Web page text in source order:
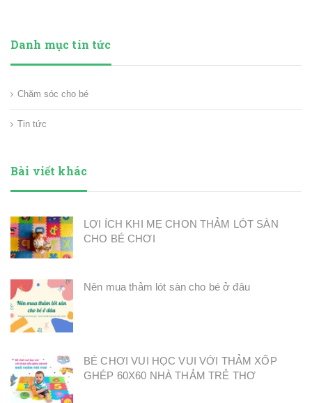
Danh mục tin tức
Chăm sóc cho bé
Tin tức
Bài viết khác
LỢI ÍCH KHI MẸ CHON THẢM LÓT SÀN
CHO BÉ CHƠI
Nên mua thảm lót sàn cho bé ở đâu
BÉ CHƠI VUI HỌC VUI VỚI THẢM XỐP
GHÉP 60X60 NHÀ THẢM TRẺ THƠ